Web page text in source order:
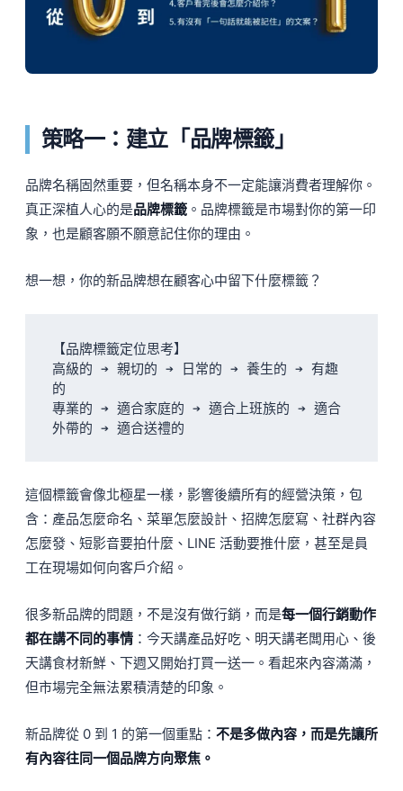
策略一：建立「品牌標籤」
品牌名稱固然重要，但名稱本身不一定能讓消費者理解你。
真正深植人心的是品牌標籤。品牌標籤是市場對你的第一印
象，也是顧客願不願意記住你的理由。
想一想，你的新品牌想在顧客心中留下什麼標籤？
【品牌標籤定位思考】
高級的 ➔ 親切的 ➔ 日常的 ➔ 養生的 ➔ 有趣
的
專業的 ➔ 適合家庭的 ➔ 適合上班族的 ➔ 適合
這個標籤會像北極星一樣，影響後續所有的經營決策，包
含：產品怎麼命名、菜單怎麼設計、招牌怎麼寫、社群內容
怎麼發、短影音要拍什麼、LINE 活動要推什麼，甚至是員
工在現場如何向客戶介紹。
很多新品牌的問題，不是沒有做行銷，而是每一個行銷動作
都在講不同的事情：今天講產品好吃、明天講老闆用心、後
天講食材新鮮、下週又開始打買一送一。看起來內容滿滿，
但市場完全無法累積清楚的印象。
新品牌從 0 到 1 的第一個重點： 不是多做內容，而是先讓所
有內容往同一個品牌方向聚焦。